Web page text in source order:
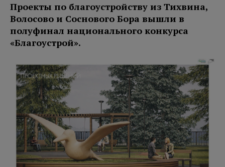
Проекты по благоустройству из Тихвина,
Волосово и Соснового Бора вышли в
полуфинал национального конкурса
«Благоустрой».